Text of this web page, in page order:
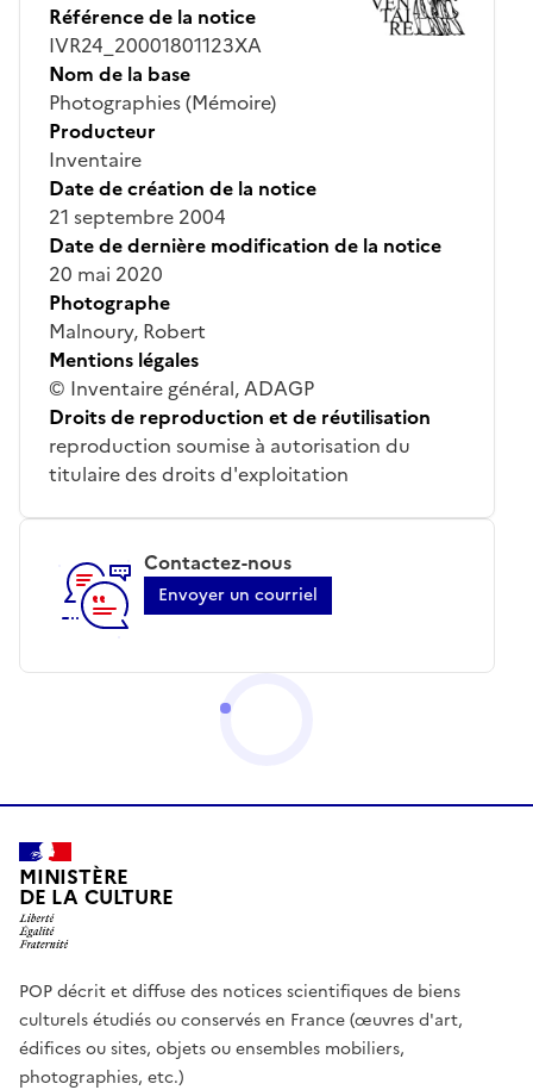
Référence de la notice
IVR24_20001801123XA
Nom de la base
Photographies (Mémoire)
Producteur
Inventaire
Date de création de la notice
21 septembre 2004
Date de dernière modification de la notice
20 mai 2020
Photographe
Malnoury, Robert
Mentions légales
© Inventaire général, ADAGP
Droits de reproduction et de réutilisation
reproduction soumise à autorisation du
titulaire des droits d'exploitation
Contactez-nous
Envoyer un courriel
MINISTÈRE
DE LA CULTURE
POP décrit et diffuse des notices scientifiques de biens
culturels étudiés ou conservés en France (œuvres d'art,
édifices ou sites, objets ou ensembles mobiliers,
photographies, etc.)